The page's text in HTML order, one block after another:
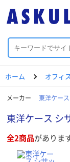
ホーム オフィ
メーカー 東洋ケース
東洋ケース シ
全2商品がありま